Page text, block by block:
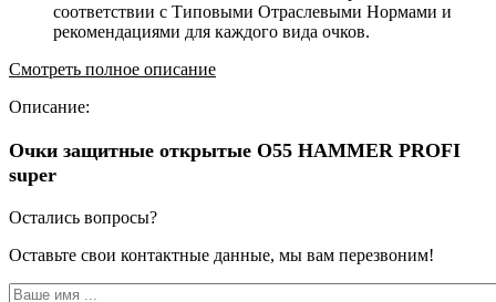
соответствии с Типовыми Отраслевыми Нормами и
рекомендациями для каждого вида очков.
Смотреть полное описание
Описание:
Очки защитные открытые О55 HAMMER PROFI
super
Остались вопросы?
Оставьте свои контактные данные, мы вам перезвоним!